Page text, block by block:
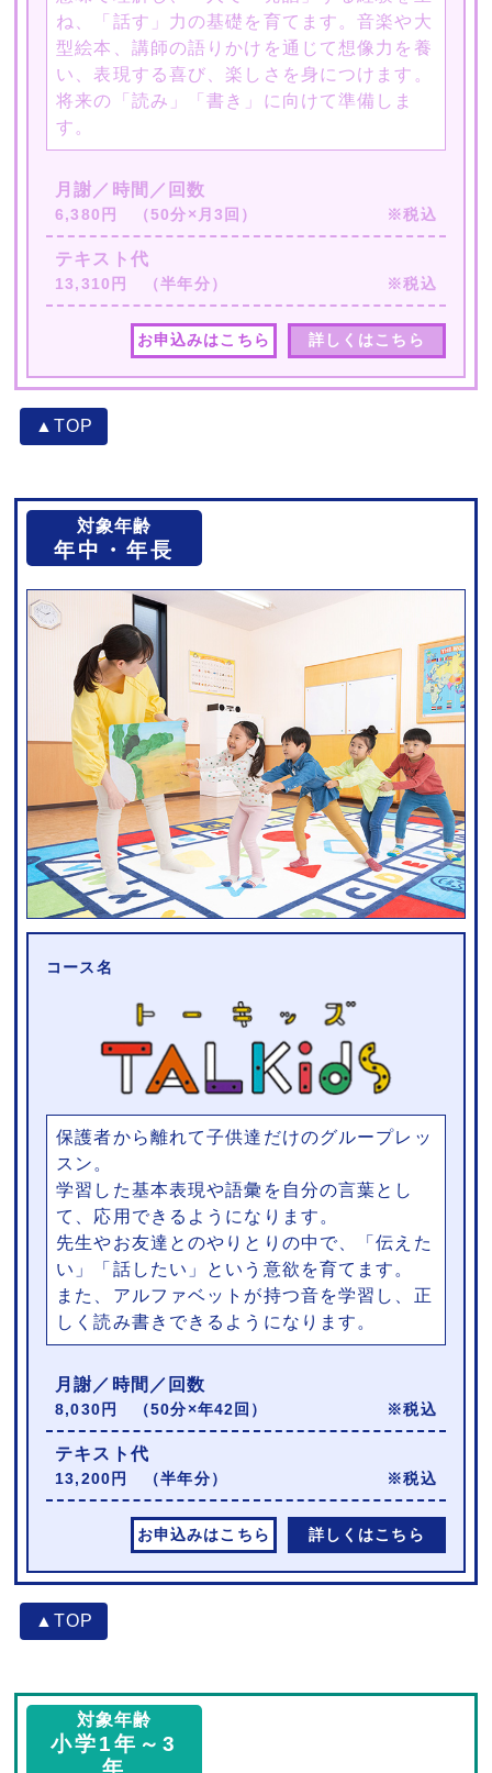
ね、「話す」力の基礎を育てます。音楽や大
型絵本、講師の語りかけを通じて想像力を養
い、表現する喜び、楽しさを身につけます。
将来の「読み」「書き」に向けて準備しま
す。
月謝／時間／回数
6,380円 （50分×月3回） ※税込
テキスト代
13,310円 （半年分） ※税込
詳しくはこちら
お申込みはこちら
▲TOP
対象年齢
年中・年長
コース名
保護者から離れて子供達だけのグループレッ
スン。
学習した基本表現や語彙を自分の言葉とし
て、応用できるようになります。
先生やお友達とのやりとりの中で、「伝えた
い」「話したい」という意欲を育てます。
また、アルファベットが持つ音を学習し、正
しく読み書きできるようになります。
月謝／時間／回数
8,030円 （50分×年42回） ※税込
テキスト代
13,200円 （半年分） ※税込
詳しくはこちら
お申込みはこちら
▲TOP
対象年齢
小学1年～3